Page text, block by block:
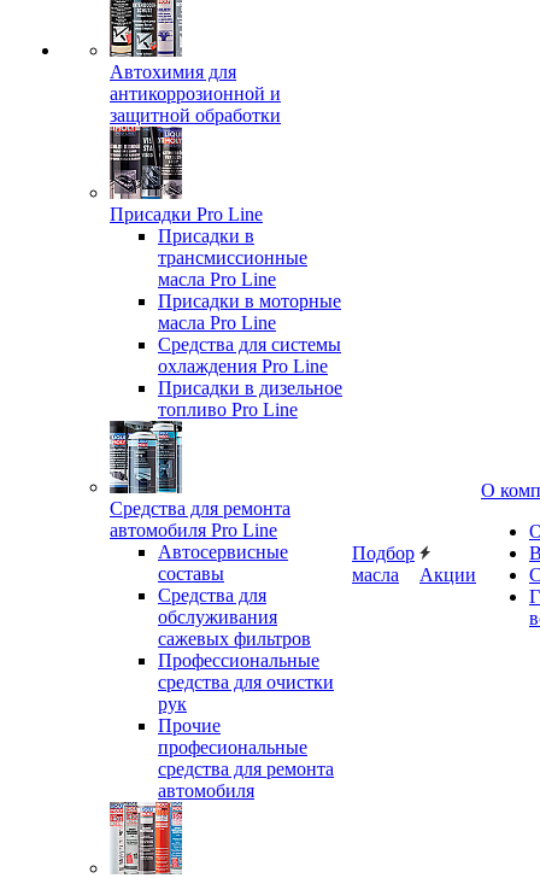
Автохимия для
антикоррозионной и
защитной обработки
Присадки Pro Line
Присадки в
трансмиссионные
масла Pro Line
Присадки в моторные
масла Pro Line
Средства для системы
охлаждения Pro Line
Присадки в дизельное
топливо Pro Line
Средства для ремонта
автомобиля Pro Line
Автосервисные
составы
Средства для
обслуживания
сажевых фильтров
Профессиональные
средства для очистки
рук
Прочие
професиональные
средства для ремонта
автомобиля
Подбор
масла
Акции
О